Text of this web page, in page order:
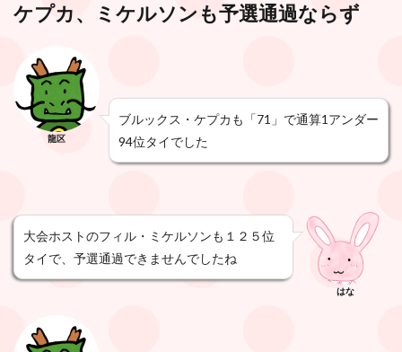
ケプカ、ミケルソンも予選通過ならず
龍区
ブルックス・ケプカも「71」で通算1アンダー
94位タイでした
大会ホストのフィル・ミケルソンも１２５位
タイで、予選通過できませんでしたね
はな